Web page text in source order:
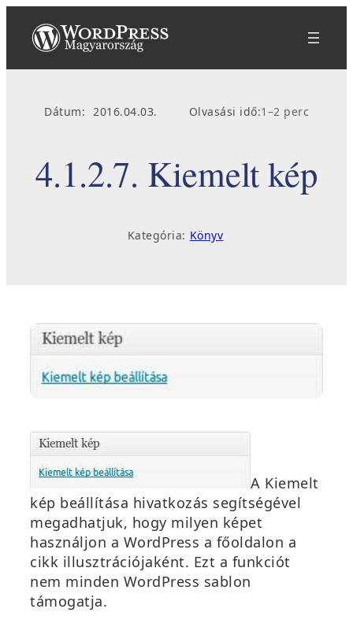
tartalomhoz
Dátum: 2016.04.03. Olvasási idő:1–2 perc
4.1.2.7. Kiemelt kép
Kategória: Könyv
A Kiemelt
kép beállítása hivatkozás segítségével
megadhatjuk, hogy milyen képet
használjon a WordPress a főoldalon a
cikk illusztrációjaként. Ezt a funkciót
nem minden WordPress sablon
támogatja.